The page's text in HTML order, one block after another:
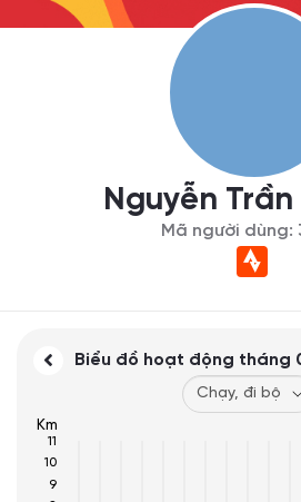
Nguyễn
Mã người dùng:
Biểu đồ hoạt động tháng
9
10
11
Km